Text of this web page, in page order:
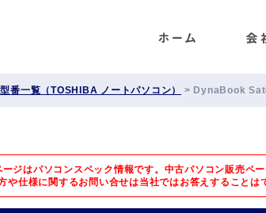
型番一覧（TOSHIBA ノートパソコン） > DynaBook
ージはパソコンスペック情報です。中古パソコン販売ペー
や仕様に関するお問い合せは当社ではお答えすることは